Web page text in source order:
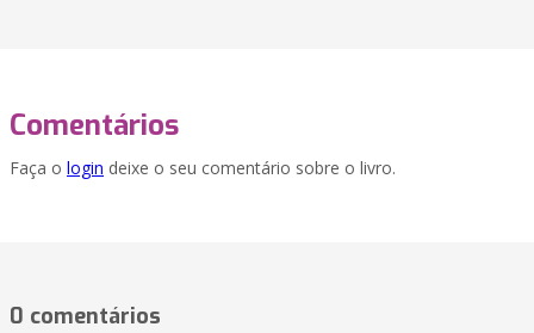
Comentários
Faça o login deixe o seu comentário sobre o livro.
0 comentários